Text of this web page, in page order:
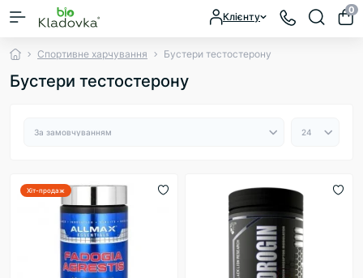
Клієнту
0
Спортивне харчування Бустери тестостерону
Бустери тестостерону
Хіт-продаж